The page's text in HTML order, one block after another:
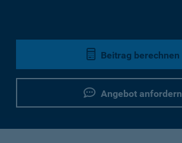
Beitrag berechnen
Angebot anfordern